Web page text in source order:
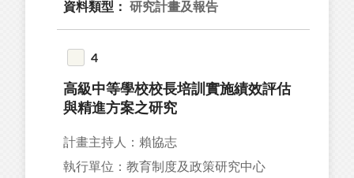
資料類型：
研究計畫及報告
4
高級中等學校校長培訓實施績效評估
與精進方案之研究
計畫主持人：賴協志
執行單位：教育制度及政策研究中心